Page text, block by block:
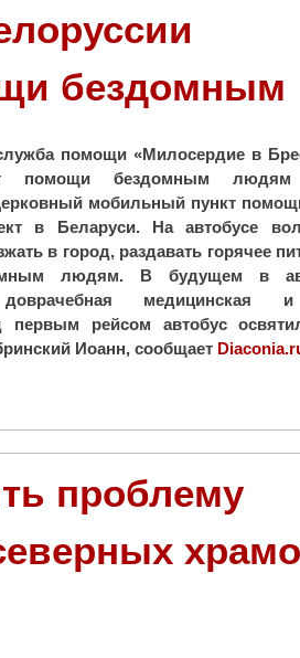
н
щ
и
д
е
а
л
д
л
я
к
д
о
р
и
бездомным
помощи «Милосердие в
помощи бездомным людям
мобильный пункт
в Беларуси. На автобусе
в город, раздавать горячее
людям. В будущем в
доврачебная медицинская
рейсом автобус
Иоанн, сообщает
проблему